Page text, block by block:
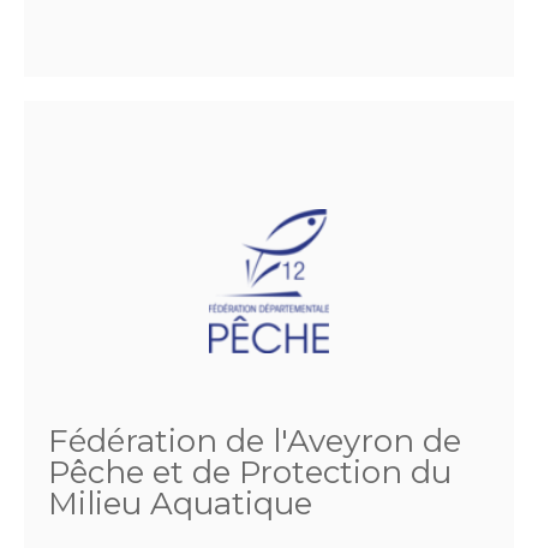
Fédération de l'Aveyron de
Pêche et de Protection du
Milieu Aquatique